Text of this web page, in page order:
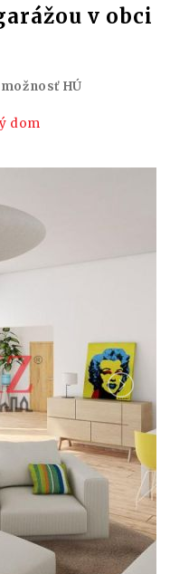
v obci
HÚ
dom